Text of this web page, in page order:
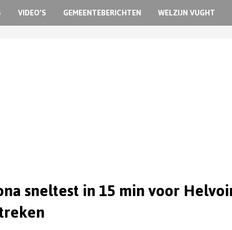
VIDEO’S GEMEENTEBERICHTEN WELZIJN VUGHT
sneltest in 15 min voor